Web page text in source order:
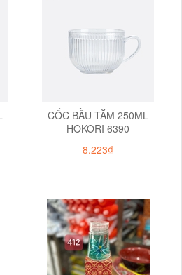
CỐC BẦU TĂM 250ML
HOKORI 6390
8.223₫